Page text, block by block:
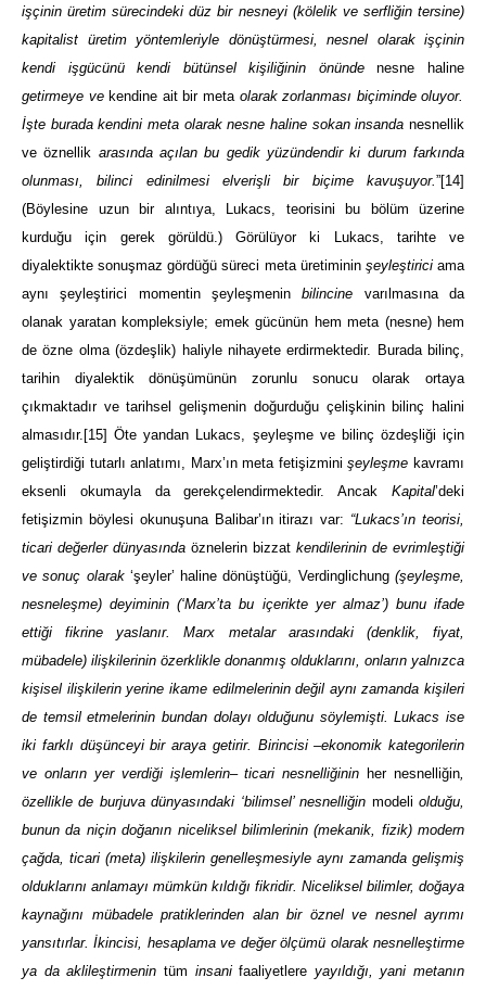
işçinin üretim sürecindeki düz bir nesneyi (kölelik ve serfliğin tersine)
kapitalist üretim yöntemleriyle dönüştürmesi, nesnel olarak işçinin
kendi işgücünü kendi bütünsel kişiliğinin önündenesne haline
getirmeye ve kendine ait bir metaolarak zorlanması biçiminde oluyor.
İşte burada kendini meta olarak nesne haline sokan insanda nesnellik
ve öznellik arasında açılan bu gedik yüzündendir ki durum farkında
olunması, bilinci edinilmesi elverişli bir biçime kavuşuyor.”[14]
(Böylesine uzun bir alıntıya, Lukacs, teorisini bu bölüm üzerine
kurduğu için gerek görüldü.) Görülüyor ki Lukacs, tarihte ve
diyalektikte sonuşmaz gördüğü süreci meta üretiminin şeyleştiriciama
aynı şeyleştirici momentin şeyleşmeninbilincine varılmasına da
olanak yaratan kompleksiyle; emek gücünün hem meta (nesne) hem
de özne olma (özdeşlik) haliyle nihayete erdirmektedir. Burada bilinç,
tarihin diyalektik dönüşümünün zorunlu sonucu olarak ortaya
çıkmaktadır ve tarihsel gelişmenin doğurduğu çelişkinin bilinç halini
almasıdır. [15] Öte yandan Lukacs, şeyleşme ve bilinç özdeşliği için
geliştirdiği tutarlı anlatımı, Marx’ın meta fetişizminişeyleşme kavramı
eksenli okumayla da gerekçelendirmektedir. Ancak Kapital’deki
fetişizmin böylesi okunuşuna Balibar’ın itirazı var: “Lukacs’ın teorisi,
ticari değerler dünyasında öznelerin bizzat kendilerinin de evrimleştiği
ve sonuç olarak ‘şeyler’ haline dönüştüğü, Verdinglichung (şeyleşme,
nesneleşme) deyiminin (‘Marx’ta bu içerikte yer almaz’) bunu ifade
ettiği fikrine yaslanır. Marx metalar arasındaki (denklik, fiyat,
mübadele) ilişkilerinin özerklikle donanmış olduklarını, onların yalnızca
kişisel ilişkilerin yerine ikame edilmelerinin değil aynı zamanda kişileri
de temsil etmelerinin bundan dolayı olduğunu söylemişti. Lukacs ise
iki farklı düşünceyi bir araya getirir. Birincisi –ekonomik kategorilerin
ve onların yer verdiği işlemlerin–ticari nesnelliğinin her nesnelliğin,
özellikle de burjuva dünyasındaki ‘bilimsel’ nesnelliğin modeli olduğu,
bunun da niçin doğanın niceliksel bilimlerinin (mekanik, fizik) modern
çağda, ticari (meta) ilişkilerin genelleşmesiyle aynı zamanda gelişmiş
olduklarını anlamayı mümkün kıldığı fikridir. Niceliksel bilimler, doğaya
kaynağını mübadele pratiklerinden alan bir öznel ve nesnel ayrımı
yansıtırlar. İkincisi, hesaplama ve değer ölçümü olarak nesnelleştirme
ya da aklileştirmenin tüm insanifaaliyetlere yayıldığı, yani metanın